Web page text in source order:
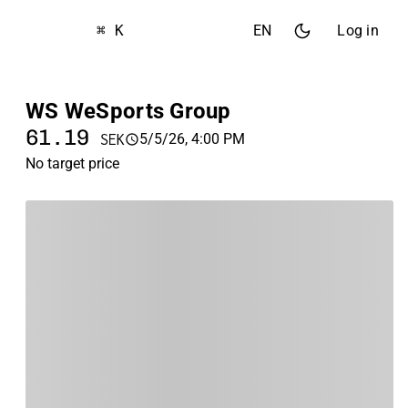
⌘ K EN Log in
WS WeSports Group
61.19 SEK
5/5/26, 4:00 PM
No target price